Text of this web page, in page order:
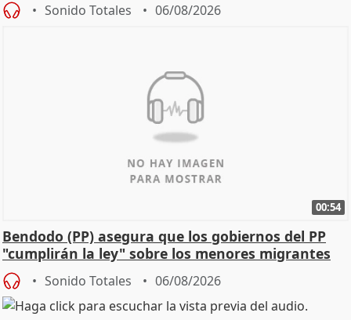
Sonido Totales 06/08/2026
00:54
Bendodo (PP) asegura que los gobiernos del PP
"cumplirán la ley" sobre los menores migrantes
Sonido Totales 06/08/2026